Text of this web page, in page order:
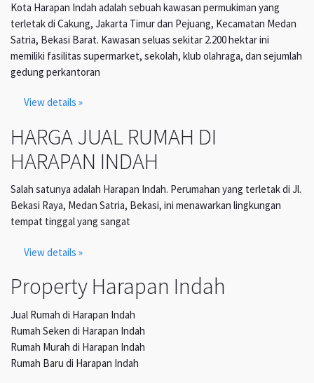
Kota Harapan Indah adalah sebuah kawasan permukiman yang
terletak di Cakung, Jakarta Timur dan Pejuang, Kecamatan Medan
Satria, Bekasi Barat. Kawasan seluas sekitar 2.200 hektar ini
memiliki fasilitas supermarket, sekolah, klub olahraga, dan sejumlah
gedung perkantoran
View details »
HARGA JUAL RUMAH DI
HARAPAN INDAH
Salah satunya adalah Harapan Indah. Perumahan yang terletak di Jl.
Bekasi Raya, Medan Satria, Bekasi, ini menawarkan lingkungan
tempat tinggal yang sangat
View details »
Property Harapan Indah
Jual Rumah di Harapan Indah
Rumah Seken di Harapan Indah
Rumah Murah di Harapan Indah
Rumah Baru di Harapan Indah